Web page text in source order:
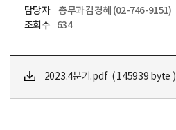
담당자 총무과 김경혜 (02-746-9151)
조회수
634
2023.4분기.pdf ( 145939 byte )